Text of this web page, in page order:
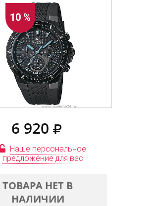
10 %
6 920
Наше персональное
предложение для вас
ТОВАРА НЕТ В
НАЛИЧИИ